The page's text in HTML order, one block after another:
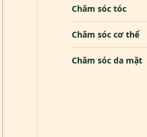
Chăm sóc tóc
Chăm sóc cơ thể
Chăm sóc da mặt